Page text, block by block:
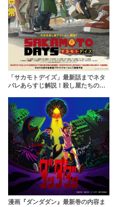
「サカモトデイズ」最新話までネタ
バレあらすじ解説！殺し屋たちの日
DAYS】
漫画『ダンダダン』最新巻の内容ま